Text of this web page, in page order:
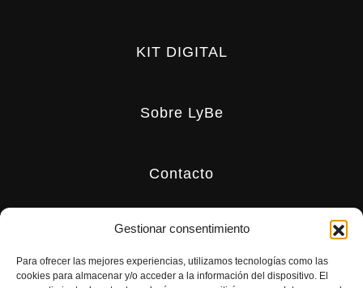
Gestionar consentimiento
Para ofrecer las mejores experiencias, utilizamos tecnologías como las
cookies para almacenar y/o acceder a la información del dispositivo. El
KIT DIGITAL
Sobre LyBe
Contacto
Aviso Legal